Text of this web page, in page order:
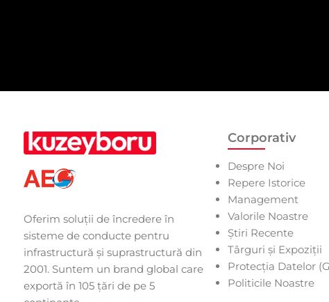
Oferim soluții de încredere în
sisteme de conducte pentru
infrastructură și suprastructură din
2001. Suntem un brand global care
exportă în 105 țări de pe 5
Corporativ
Despre Noi
Repere Istorice
Management
Valorile Noastre
Știri Recente
Târguri și Expoziții
Protecția Datelor
Politicile Noastre